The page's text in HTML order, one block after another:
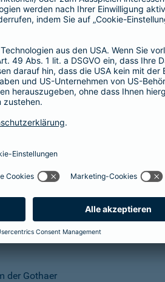
SBU Invest
Die
Kund*innen finanzielle
der Kapitalmärkte zu
der Gothaer